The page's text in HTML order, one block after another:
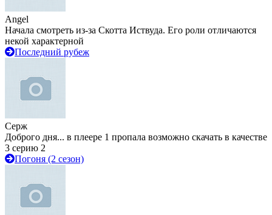
Angel
Начала смотреть из-за Скотта Иствуда. Его роли отличаются
некой характерной
Последний рубеж
Серж
Доброго дня... в плеере 1 пропала возможно скачать в качестве
3 серию 2
Погоня (2 сезон)